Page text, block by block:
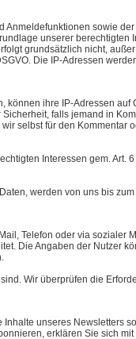
sowie
unserer
grundsätzlich nicht,
Die IP-Adressen
ihre IP-Adressen
falls jemand in
selbst für den
Interessen gem. Art.
werden von uns bis
Telefon oder via
Die Angaben der Nutzer
Wir überprüfen die
unseres Newsletters
erklären Sie sich